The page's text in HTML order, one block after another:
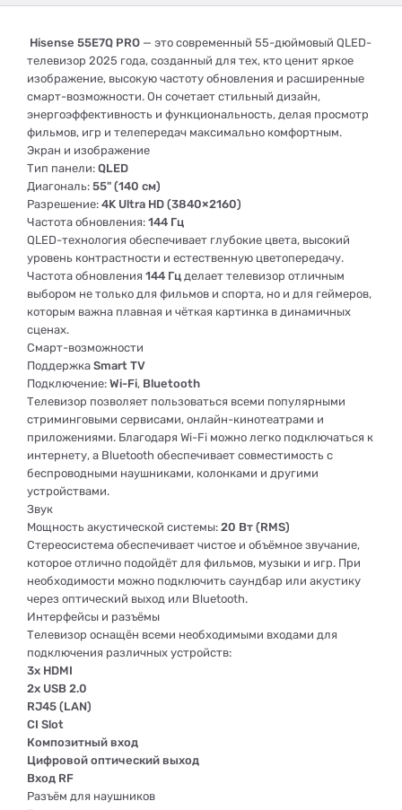
Hisense 55E7Q PRO — это современный 55-дюймовый QLED-
телевизор 2025 года, созданный для тех, кто ценит яркое
изображение, высокую частоту обновления и расширенные
смарт-возможности. Он сочетает стильный дизайн,
энергоэффективность и функциональность, делая просмотр
фильмов, игр и телепередач максимально комфортным.
Экран и изображение
Тип панели: QLED
Диагональ: 55" (140 см)
Разрешение: 4K Ultra HD (3840×2160)
Частота обновления: 144 Гц
QLED-технология обеспечивает глубокие цвета, высокий
уровень контрастности и естественную цветопередачу.
Частота обновления 144 Гц делает телевизор отличным
выбором не только для фильмов и спорта, но и для геймеров,
которым важна плавная и чёткая картинка в динамичных
сценах.
Смарт-возможности
Поддержка Smart TV
Подключение: Wi-Fi, Bluetooth
Телевизор позволяет пользоваться всеми популярными
стриминговыми сервисами, онлайн-кинотеатрами и
приложениями. Благодаря Wi-Fi можно легко подключаться к
интернету, а Bluetooth обеспечивает совместимость с
беспроводными наушниками, колонками и другими
устройствами.
Звук
Мощность акустической системы: 20 Вт (RMS)
Стереосистема обеспечивает чистое и объёмное звучание,
которое отлично подойдёт для фильмов, музыки и игр. При
необходимости можно подключить саундбар или акустику
через оптический выход или Bluetooth.
Интерфейсы и разъёмы
Телевизор оснащён всеми необходимыми входами для
подключения различных устройств:
3x HDMI
2x USB 2.0
RJ45 (LAN)
CI Slot
Композитный вход
Цифровой оптический выход
Вход RF
Разъём для наушников